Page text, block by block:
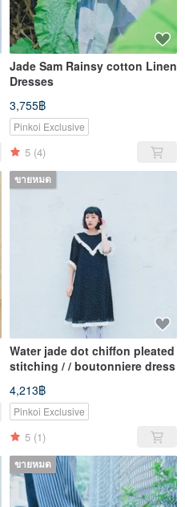
Jade Sam Rainsy cotton Linen
Dresses
3,755฿
Pinkoi Exclusive
5 (4)
ขายหมด
Water jade dot chiffon pleated
stitching / / boutonniere dress
4,213฿
Pinkoi Exclusive
5 (1)
ขายหมด